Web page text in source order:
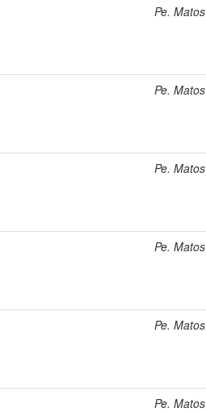
Pe. Matos
Pe. Matos
Pe. Matos
Pe. Matos
Pe. Matos
Pe. Matos